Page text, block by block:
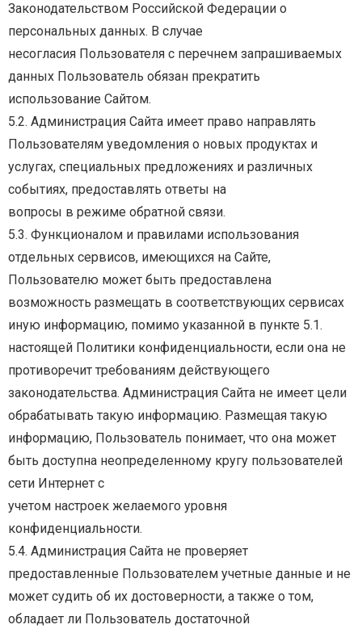
Законодательством Российской Федерации о
персональных данных. В случае
несогласия Пользователя с перечнем запрашиваемых
данных Пользователь обязан прекратить
использование Сайтом.
5.2. Администрация Сайта имеет право направлять
Пользователям уведомления о новых продуктах и
услугах, специальных предложениях и различных
событиях, предоставлять ответы на
вопросы в режиме обратной связи.
5.3. Функционалом и правилами использования
отдельных сервисов, имеющихся на Сайте,
Пользователю может быть предоставлена
возможность размещать в соответствующих сервисах
иную информацию, помимо указанной в пункте 5.1.
настоящей Политики конфиденциальности, если она не
противоречит требованиям действующего
законодательства. Администрация Сайта не имеет цели
обрабатывать такую информацию. Размещая такую
информацию, Пользователь понимает, что она может
быть доступна неопределенному кругу пользователей
сети Интернет с
учетом настроек желаемого уровня
конфиденциальности.
5.4. Администрация Сайта не проверяет
предоставленные Пользователем учетные данные и не
может судить об их достоверности, а также о том,
обладает ли Пользователь достаточной